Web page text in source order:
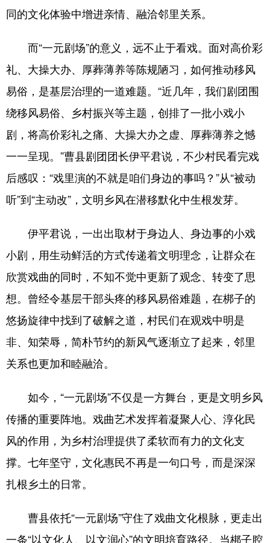
同的文化体验中增进亲情、融洽邻里关系。
而“一元剧场”的意义，远不止于看戏。面对高价彩
礼、大操大办、厚葬薄养等陈规陋习，如何推动移风
易俗，是基层治理的一道难题。“近几年，我们剧团围
绕移风易俗、乡村振兴等主题，创排了一批小戏小
剧，将高价彩礼之痛、大操大办之虚、厚葬薄养之憾
一一呈现。”曹县剧团团长伊平君说，不少村民看完戏
后感叹：“戏里演的不就是咱们身边的事吗？”从“被动
听”到“主动改”，文明乡风在潜移默化中生根发芽。
伊平君说，一出出取材于身边人、身边事的小戏
小剧，用生动鲜活的方式传递着文明理念，让群众在
欣赏戏曲的同时，不知不觉中更新了观念、转变了思
想。曾经令基层干部头疼的移风易俗难题，在梆子的
悠扬旋律中找到了破解之道，村民们在观戏中明是
非、知荣辱，简朴节约的新风气逐渐立了起来，邻里
关系也更加和睦融洽。
如今，“一元剧场”不仅是一方舞台，更是文明乡风
传播的重要阵地。戏曲艺术发挥着凝聚人心、淳化民
风的作用，为乡村治理提供了柔软而有力的文化支
撑。七年坚守，文化惠民不再是一句口号，而是深深
扎根乡土的日常。
曹县依托“一元剧场”守住了戏曲文化根脉，更走出
一条“以文化人、以文润心”的文明培育路径。当梆子腔